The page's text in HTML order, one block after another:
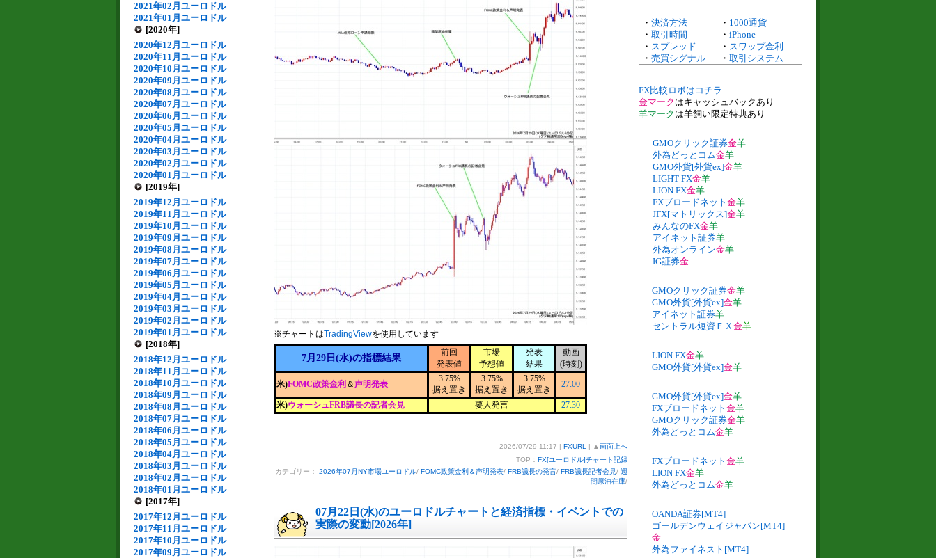
2021年02月ユーロドル
2021年01月ユーロドル
[2020年]
2020年12月ユーロドル
2020年11月ユーロドル
2020年10月ユーロドル
2020年09月ユーロドル
2020年08月ユーロドル
2020年07月ユーロドル
2020年06月ユーロドル
2020年05月ユーロドル
2020年04月ユーロドル
2020年03月ユーロドル
2020年02月ユーロドル
2020年01月ユーロドル
[2019年]
2019年12月ユーロドル
2019年11月ユーロドル
2019年10月ユーロドル
2019年09月ユーロドル
2019年08月ユーロドル
2019年07月ユーロドル
2019年06月ユーロドル
2019年05月ユーロドル
2019年04月ユーロドル
2019年03月ユーロドル
2019年02月ユーロドル
2019年01月ユーロドル
[2018年]
2018年12月ユーロドル
2018年11月ユーロドル
2018年10月ユーロドル
2018年09月ユーロドル
2018年08月ユーロドル
2018年07月ユーロドル
2018年06月ユーロドル
2018年05月ユーロドル
2018年04月ユーロドル
2018年03月ユーロドル
2018年02月ユーロドル
2018年01月ユーロドル
[2017年]
2017年12月ユーロドル
2017年11月ユーロドル
2017年10月ユーロドル
2017年09月ユーロドル
※チャートはTradingViewを使用しています
7月29日(水)の指標結果
前回
発表値
市場
予想値
発表
結果
動画
(時刻)
米)FOMC政策金利 ＆声明発表
3.75%
据え置き
3.75%
据え置き
3.75%
据え置き
27:00
米)ウォーシュFRB議長の記者会見 要人発言 27:30
2026/07/29 11:17 | FXURL | ▲ 画面上へ
TOP： FX[ユーロドル]チャート記録
カテゴリー： 2026年07月NY市場ユーロドル/ FOMC政策金利＆声明発表/ FRB議長の発言/ FRB議長記者会見/ 週
間原油在庫/
07月22日(水)のユーロドルチャートと経済指標・イベントでの
実際の変動[2026年]
・ 決済方法 ・ 1000通貨
・ 取引時間 ・ iPhone
・ スプレッド ・ スワップ金利
・ 売買シグナル ・ 取引システム
FX比較ロボはコチラ
金マーク はキャッシュバックあり
羊マーク は羊飼い限定特典あり
GMOクリック証券金羊
外為どっとコム金羊
GMO外貨[外貨ex]金羊
LIGHT FX金羊
LION FX金羊
FXブロードネット 金羊
JFX[マトリックス]金羊
みんなのFX金羊
アイネット証券羊
外為オンライン金羊
IG証券金
GMOクリック証券金羊
GMO外貨[外貨ex]金羊
アイネット証券羊
セントラル短資ＦＸ 金羊
LION FX金羊
GMO外貨[外貨ex]金羊
GMO外貨[外貨ex]金羊
FXブロードネット 金羊
GMOクリック証券金羊
外為どっとコム金羊
FXブロードネット 金羊
LION FX金羊
外為どっとコム金羊
OANDA証券[MT4]
ゴールデンウェイジャパン[MT4]
金
外為ファイネスト[MT4]